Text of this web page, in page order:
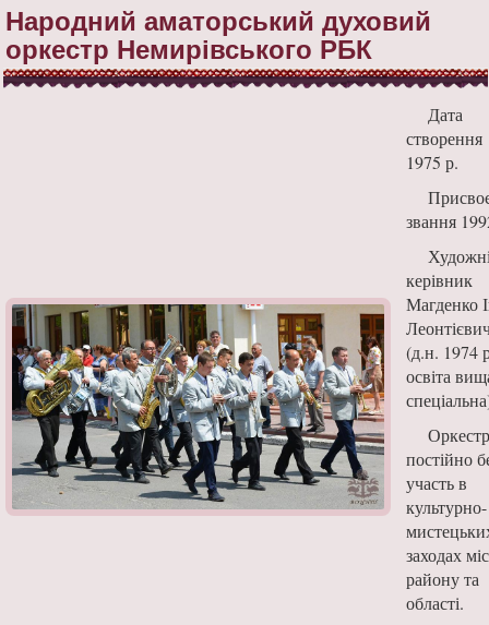
Народний аматорський духовий
оркестр Немирівського РБК
Дата
створення
1975 р.
звання
керівник
Магденко
(д.н. 1974
освіта
Оркестр
постійно
участь в
культурно-
заходах
району та
області.